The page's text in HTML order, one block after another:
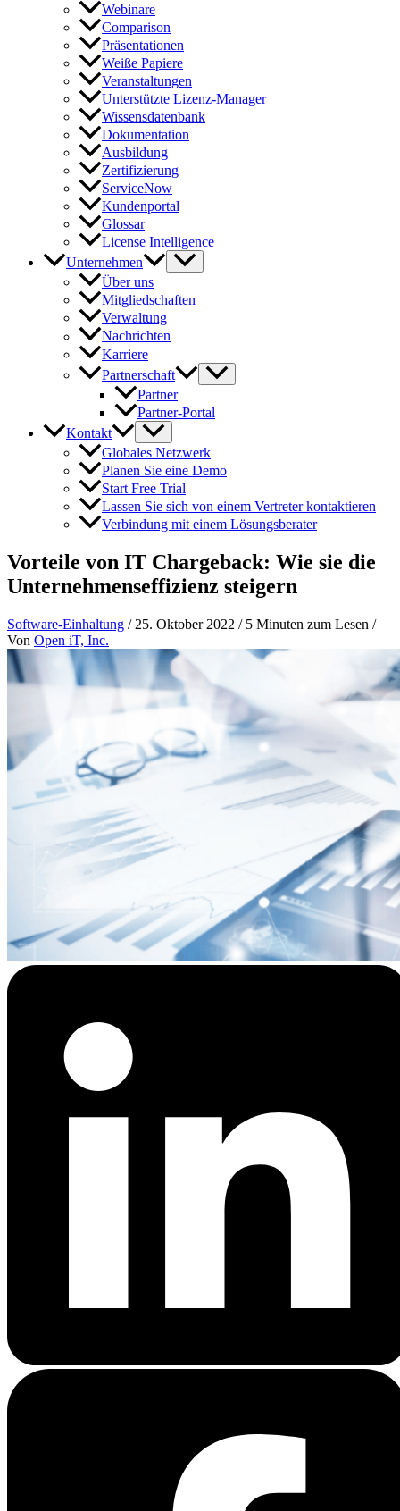
Webinare
Comparison
Präsentationen
Weiße Papiere
Veranstaltungen
Unterstützte Lizenz-Manager
Wissensdatenbank
Dokumentation
Ausbildung
Zertifizierung
ServiceNow
Kundenportal
Glossar
License Intelligence
Unternehmen
Über uns
Mitgliedschaften
Verwaltung
Nachrichten
Karriere
Partnerschaft
Partner
Partner-Portal
Kontakt
Globales Netzwerk
Planen Sie eine Demo
Start Free Trial
Lassen Sie sich von einem Vertreter kontaktieren
Verbindung mit einem Lösungsberater
Vorteile von IT Chargeback: Wie sie die
Unternehmenseffizienz steigern
Software-Einhaltung / 25. Oktober 2022 / 5 Minuten zum Lesen /
Von Open iT, Inc.